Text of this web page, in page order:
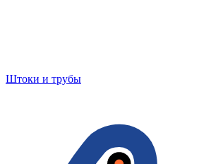
Штоки и трубы